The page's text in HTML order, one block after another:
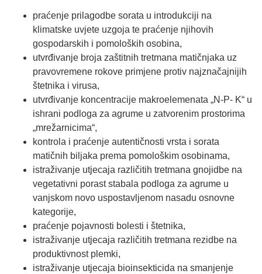
praćenje prilagodbe sorata u introdukciji na
klimatske uvjete uzgoja te praćenje njihovih
gospodarskih i pomoloških osobina,
utvrđivanje broja zaštitnih tretmana matičnjaka uz
pravovremene rokove primjene protiv najznačajnijih
štetnika i virusa,
utvrđivanje koncentracije makroelemenata „N-P- K“ u
ishrani podloga za agrume u zatvorenim prostorima
„mrežarnicima“,
kontrola i praćenje autentičnosti vrsta i sorata
matičnih biljaka prema pomološkim osobinama,
istraživanje utjecaja različitih tretmana gnojidbe na
vegetativni porast stabala podloga za agrume u
vanjskom novo uspostavljenom nasadu osnovne
kategorije,
praćenje pojavnosti bolesti i štetnika,
istraživanje utjecaja različitih tretmana rezidbe na
produktivnost plemki,
istraživanje utjecaja bioinsekticida na smanjenje